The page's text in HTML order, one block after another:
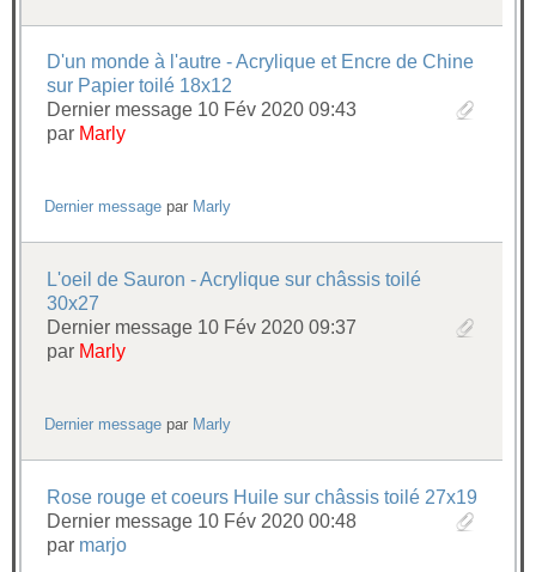
D'un monde à l'autre - Acrylique et Encre de Chine
sur Papier toilé 18x12
Dernier message 10 Fév 2020 09:43
par Marly
Dernier message par Marly
L'oeil de Sauron - Acrylique sur châssis toilé
30x27
Dernier message 10 Fév 2020 09:37
par Marly
Dernier message par Marly
Rose rouge et coeurs Huile sur châssis toilé 27x19
Dernier message 10 Fév 2020 00:48
par marjo